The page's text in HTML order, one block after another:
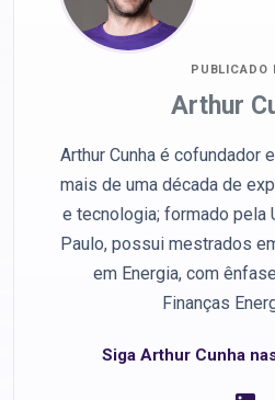
PUBLICADO
Arthur
Arthur Cunha é cofundador
mais de uma década de
e tecnologia; formado pela
Paulo, possui mestrados
em Energia, com
Finanças
Siga Arthur Cunha